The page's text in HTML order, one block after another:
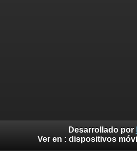
Desarrollado por
Ver en : dispositivos